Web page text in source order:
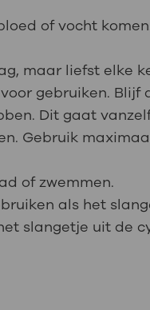
of vocht
maar liefst elke
gebruiken.
Dit gaat
Gebruik
of zwemmen.
als het
slangetje uit de